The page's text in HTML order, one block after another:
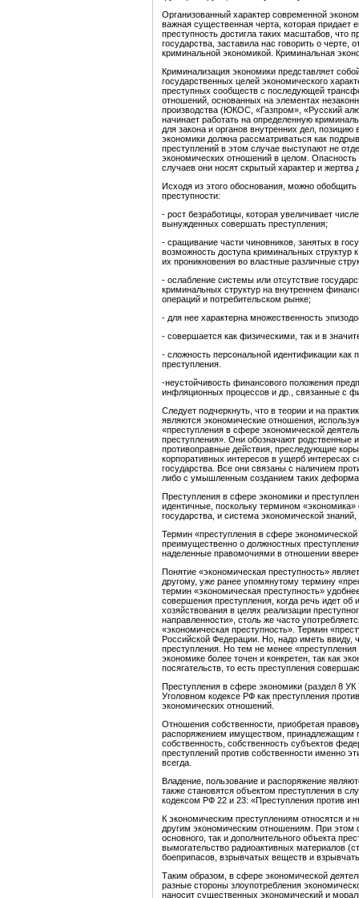
Организованный характер современной
важная существенная черта, которая придает
преступность достигла таких масштабов, что
государства, заставила нас говорить о черте,
криминальной экономикой. Криминальная
Криминализация экономики представляет
государственных целей экономического
преступных сообществ с последующей
отношений, основанных на элементах
производства (ЮКОС, «Газпром», «Русский
начинает работать на определенную
для закона и органов внутренних дел,
экономики должна рассматриваться как
преступлений в этом случае выступают не
экономических отношений в целом. Опасность
случаев они носят скрытый характер и
Исходя из этого обоснования, можно
преступности:
- рост безработицы, которая увеличивает
вынужденных совершать преступления;
- сращивание части чиновников, занятых в
возможность доступа криминальных
их проникновения во властные различные
- ослабление системы или отсутствие
криминальных структур на внутреннем
операций и потребительском рынке;
- для нее характерна множественность
- совершается как физическими, так и в
- сложность персональной идентификации как
преступления.
-неустойчивость финансового положения
инфляционных процессов и др., связанные с
Следует подчеркнуть, что в теории и на
являются экономические отношения,
«преступления в сфере экономической
преступления». Они обозначают родственные
противоправные действия, преследующие
корпоративных интересов в ущерб интересах
государства. Все они связаны с наличием
либо с умышленным созданием таких
Преступления в сфере экономики и
идентичные, поскольку термином
государства, и система экономической
Термин «преступления в сфере экономической
преимущественно о должностных
наделенные правомочиями в отношении
Понятие «экономическая преступность»
другому, уже ранее упомянутому термину
термин «экономическая преступность»
совершения преступления, когда речь идет
хозяйствования в целях реализации
направленности», столь же часто
«экономическая преступность». Термин
Российской Федерации. Но, надо иметь
преступления. Но тем не менее
экономике более точен и конкретен, так как
посягательств, то есть преступления
Преступления в сфере экономики (раздел 8
Уголовном кодексе РФ как преступления
экономических отношений.
Отношения собственности, приобретая
распоряжением имуществом, принадлежащим
собственность, собственность субъектов
преступлений против собственности именно
всегда.
Владение, пользование и распоряжение
также становятся объектом преступления в
кодексом РФ 22 и 23: «Преступления против
К экономическим преступлениям относятся и
другим экономическим отношениям. При этом
основного, так и дополнительного объекта
вымогательство радиоактивных материалов
боеприпасов, взрывчатых веществ и
Таким образом, в сфере экономической
разные стороны злоупотребления
наносит существенных экономический и